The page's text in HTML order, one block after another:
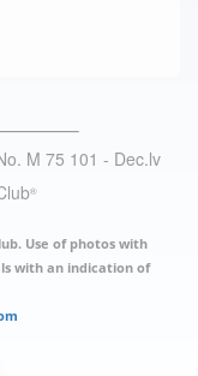
M 75 101 - Dec.lv
®
Use of photos with
with an indication of